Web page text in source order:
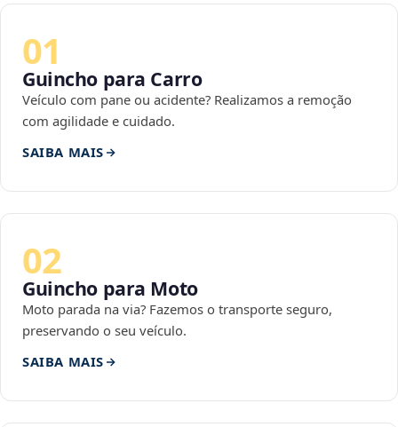
01
Guincho para Carro
Veículo com pane ou acidente? Realizamos a remoção
com agilidade e cuidado.
SAIBA MAIS
02
Guincho para Moto
Moto parada na via? Fazemos o transporte seguro,
preservando o seu veículo.
SAIBA MAIS